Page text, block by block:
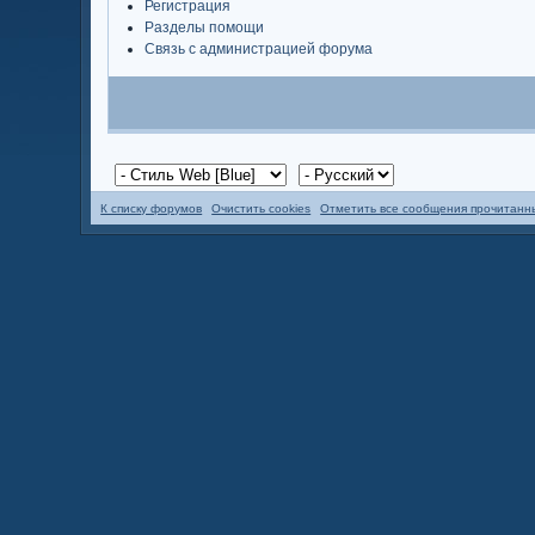
Регистрация
Разделы помощи
Связь с администрацией форума
К списку форумов Очистить cookies Отметить все сообщения